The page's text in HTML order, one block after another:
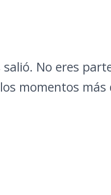
No eres
momentos más